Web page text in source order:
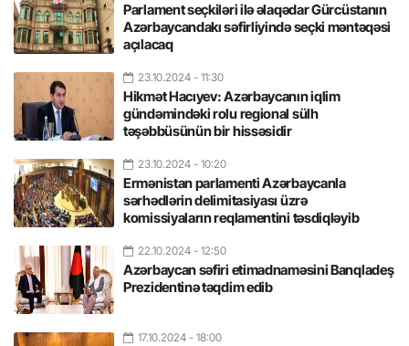
Parlament seçkiləri ilə əlaqədar Gürcüstanın
Azərbaycandakı səfirliyində seçki məntəqəsi
açılacaq
23.10.2024 - 11:30
Hikmət Hacıyev: Azərbaycanın iqlim
gündəmindəki rolu regional sülh
təşəbbüsünün bir hissəsidir
23.10.2024 - 10:20
Ermənistan parlamenti Azərbaycanla
sərhədlərin delimitasiyası üzrə
komissiyaların reqlamentini təsdiqləyib
22.10.2024 - 12:50
Azərbaycan səfiri etimadnaməsini Banqladeş
Prezidentinə təqdim edib
17.10.2024 - 18:00